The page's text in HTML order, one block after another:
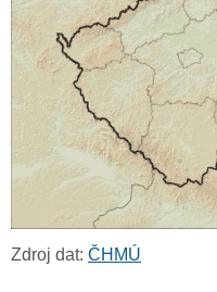
Zdroj dat: ČHMÚ